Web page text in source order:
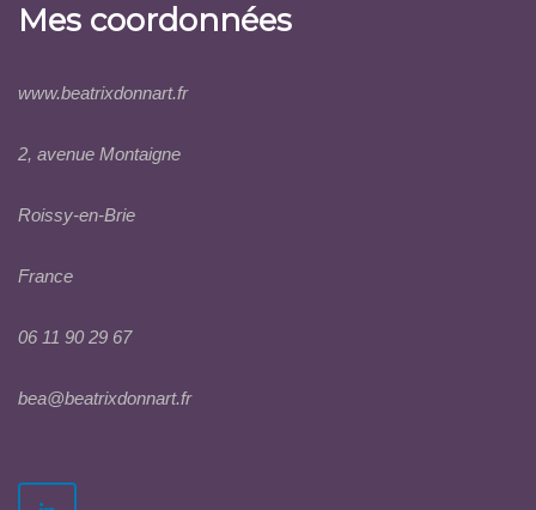
Mes coordonnées
www.beatrixdonnart.fr
2, avenue Montaigne
Roissy-en-Brie
France
06 11 90 29 67
bea@beatrixdonnart.fr